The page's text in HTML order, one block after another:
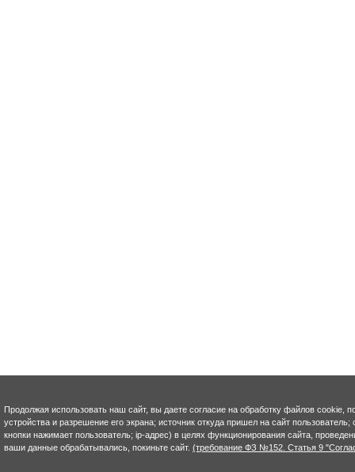
Продолжая использовать наш сайт, вы даете согласие на обработку файлов cookie,
устройства и разрешение его экрана; источник откуда пришел на сайт
кнопки нажимает пользователь; ip-адрес) в целях функционирования сайта,
ваши данные обрабатывались, покиньте сайт. (требование ФЗ №152. Статья 9